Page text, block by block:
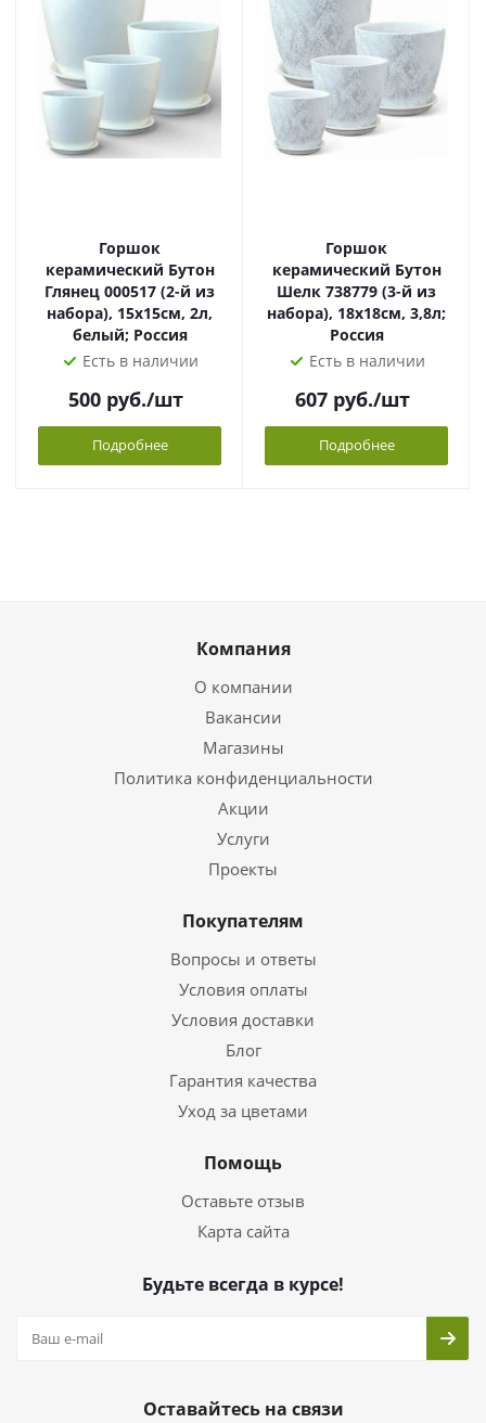
Горшок
керамический Бутон
Глянец 000517 (2-й из
набора), 15х15см, 2л,
белый; Россия
Есть в наличии
500 руб./шт
Подробнее
Горшок
керамический Бутон
Шелк 738779 (3-й из
набора), 18х18см, 3,8л;
Россия
Есть в наличии
607 руб./шт
Подробнее
Компания
О компании
Вакансии
Магазины
Политика конфиденциальности
Акции
Услуги
Проекты
Покупателям
Вопросы и ответы
Условия оплаты
Условия доставки
Блог
Гарантия качества
Уход за цветами
Помощь
Оставьте отзыв
Карта сайта
Будьте всегда в курсе!
Оставайтесь на связи